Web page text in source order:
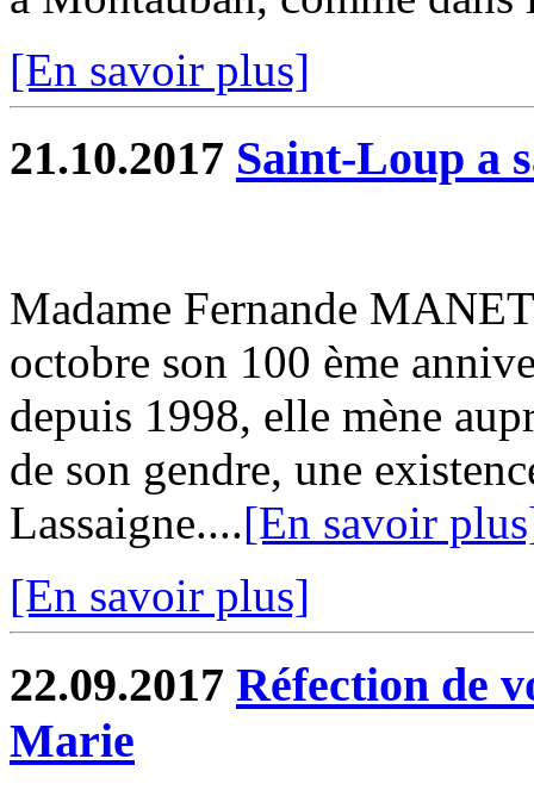
[En savoir plus]
21.10.2017 Saint-Loup a
Madame Fernande
octobre son 100 ème
depuis 1998, elle mène
de son gendre, une
Lassaigne....[En savoir
[En savoir plus]
22.09.2017 Réfection de
Marie